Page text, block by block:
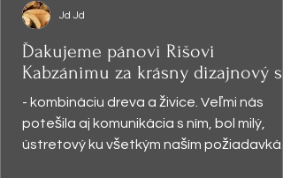
Ďakujeme pánovi Rišovi
Kabzánimu za krásny dizajnový
- kombináciu dreva a živice. Veľmi nás
potešila aj komunikácia s ním, bol milý,
ústretový ku všetkým naším požiadavkám.
Jd Jd